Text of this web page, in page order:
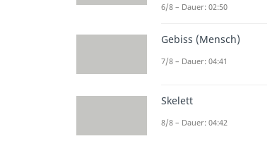
6/8 – Dauer: 02:50
Gebiss (Mensch)
7/8 – Dauer: 04:41
Skelett
8/8 – Dauer: 04:42